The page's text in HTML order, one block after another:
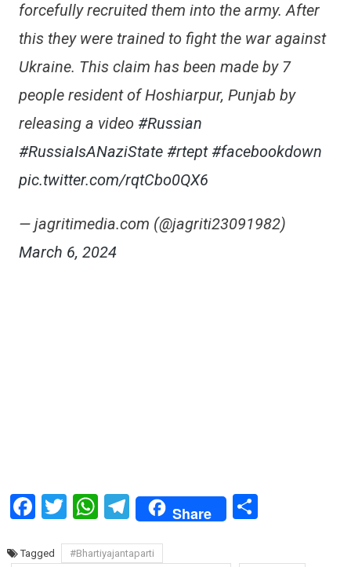
forcefully recruited them into the army. After
this they were trained to fight the war against
Ukraine. This claim has been made by 7
people resident of Hoshiarpur, Punjab by
releasing a video #Russian
#RussiaIsANaziState #rtept #facebookdown
pic.twitter.com/rqtCbo0QX6
— jagritimedia.com (@jagriti23091982)
March 6, 2024
Facebook
Twitter
WhatsApp
Telegram
Share Share
Tagged
#Bhartiyajantaparti